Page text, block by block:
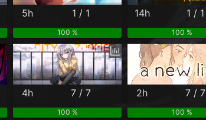
5h 1 / 1
100 %
14h 1 / 1
100 %
4h 7 / 7
100 %
2h 7 / 7
100 %